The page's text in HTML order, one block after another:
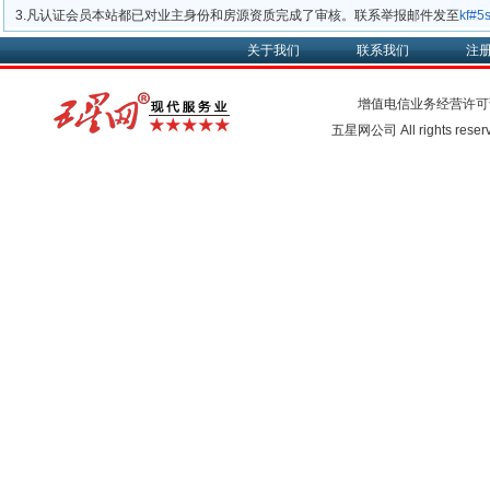
3.凡认证会员本站都已对业主身份和房源资质完成了审核。联系举报邮件发至
关于我们 联系我们 注
增值电信业务经营许
五星网公司 All rights